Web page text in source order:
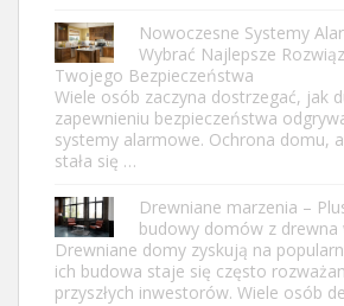
Nowoczesne Systemy
Wybrać Najlepsze
Twojego Bezpieczeństwa
Wiele osób zaczyna dostrzegać, jak
zapewnieniu bezpieczeństwa
systemy alarmowe. Ochrona domu,
stała się …
Drewniane marzenia –
budowy domów z drewna
Drewniane domy zyskują na
ich budowa staje się często
przyszłych inwestorów. Wiele osób